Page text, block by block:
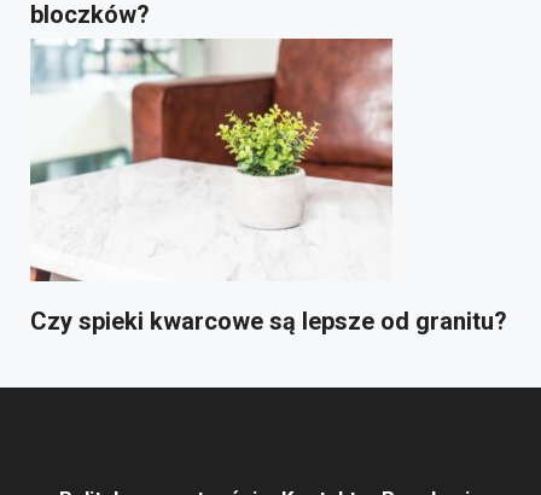
bloczków?
Czy spieki kwarcowe są lepsze od granitu?